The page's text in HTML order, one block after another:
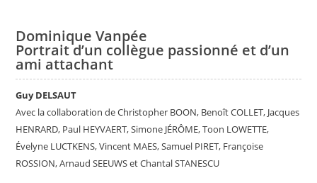
Dominique Vanpée
Portrait d’un collègue passionné et d’un
ami attachant
Guy DELSAUT
Avec la collaboration de Christopher BOON, Benoît COLLET, Jacques
HENRARD, Paul HEYVAERT, Simone JÉRÔME, Toon LOWETTE,
Évelyne LUCTKENS, Vincent MAES, Samuel PIRET, Françoise
ROSSION, Arnaud SEEUWS et Chantal STANESCU